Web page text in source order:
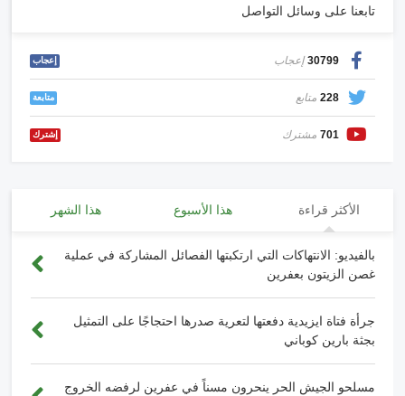
تابعنا على وسائل التواصل
30799 إعجاب إعجاب
228 متابع متابعة
701 مشترك إشترك
الأكثر قراءة هذا الأسبوع هذا الشهر
بالفيديو: الانتهاكات التي ارتكبتها الفصائل المشاركة في عملية
غصن الزيتون بعفرين
جرأة فتاة ايزيدية دفعتها لتعرية صدرها احتجاجًا على التمثيل
بجثة بارين كوباني
مسلحو الجيش الحر ينحرون مسناً في عفرين لرفضه الخروج